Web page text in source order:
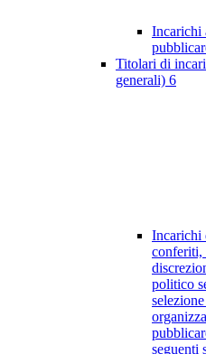
Incarichi
Titolari di
generali) 6
Incarichi
politico
seguenti